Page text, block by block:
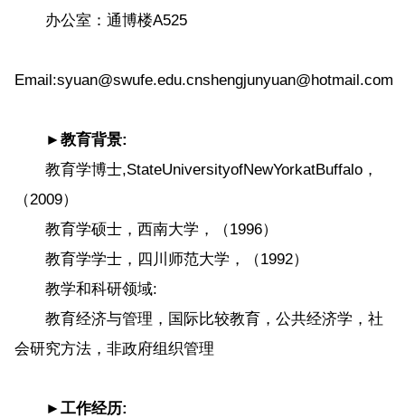
办公室：通博楼A525
Email:syuan@swufe.edu.cnshengjunyuan@hotmail.com
►教育背景:
教育学博士,StateUniversityofNewYorkatBuffalo，
（2009）
教育学硕士，西南大学，（1996）
教育学学士，四川师范大学，（1992）
教学和科研领域:
教育经济与管理，国际比较教育，公共经济学，社
会研究方法，非政府组织管理
►工作经历: